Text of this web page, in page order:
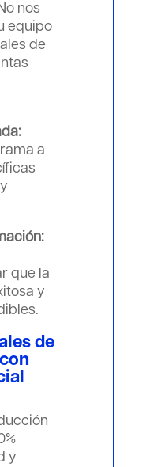
nos
equipo
de
a
que la
y
de
y